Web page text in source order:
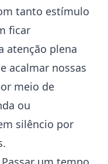
tanto estímulo
ficar
atenção plena
acalmar nossas
meio de
ou
silêncio por